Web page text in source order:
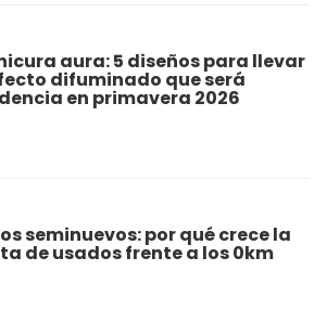
aura: 5 diseños para llevar
difuminado que será
en primavera 2026
seminuevos: por qué crece la
de usados frente a los 0km